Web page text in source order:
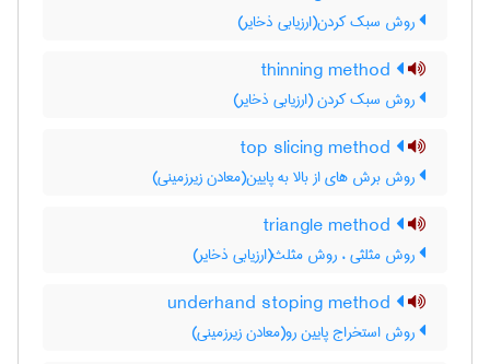
روش سبک کردن(ارزیابی ذخایر)
روش سبک کردن (ارزیابی ذخایر)
روش برش های از بالا به پایین(معادن زیرزمینی)
روش مثلثی ، روش مثلث(ارزیابی ذخایر)
روش استخراج پایین رو(معادن زیرزمینی)